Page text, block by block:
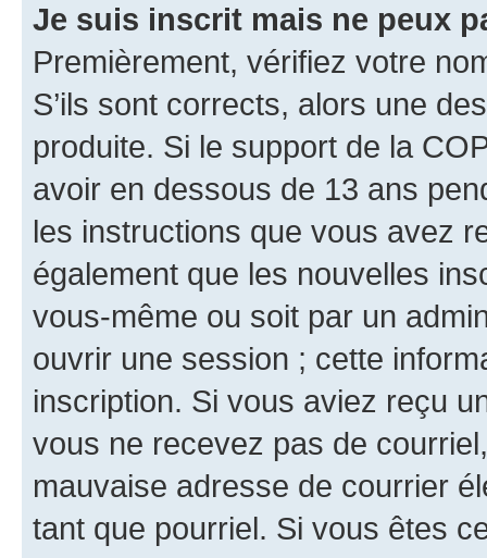
Je suis inscrit mais ne peux
Premièrement, vérifiez votre
S’ils sont corrects, alors une
produite. Si le support de la
avoir en dessous de 13 ans
les instructions que vous avez
également que les nouvelles
vous-même ou soit par un
ouvrir une session ; cette
inscription. Si vous aviez reçu
vous ne recevez pas de
mauvaise adresse de courrier
tant que pourriel. Si vous êtes